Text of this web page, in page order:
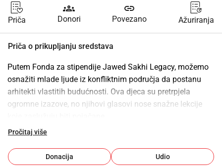
Priča
groups
Donori
link
Povezano Ažuriranja
Priča o prikupljanju sredstava
Putem Fonda za stipendije Jawed Sakhi Legacy, možemo
osnažiti mlade ljude iz konfliktnim područja da postanu
arhitekti vlastitih budućnosti. Ova djeca su pretrpjela
ogromne izazove, no njihovi glasovi nose snažne lekcije
Pročitaj više
Donacija Udio